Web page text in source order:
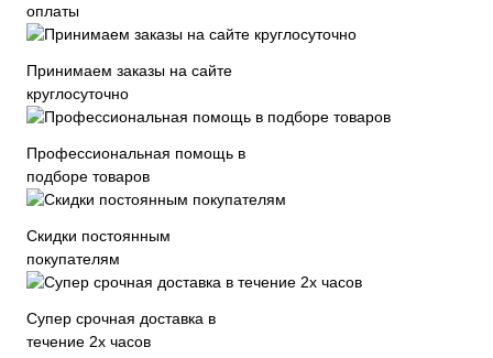
оплаты
Принимаем заказы на сайте
круглосуточно
Профессиональная помощь в
подборе товаров
Скидки постоянным
покупателям
Супер срочная доставка в
течение 2х часов